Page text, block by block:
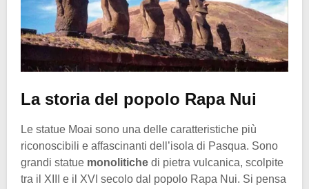
La storia del popolo Rapa Nui
Le statue Moai sono una delle caratteristiche più
riconoscibili e affascinanti dell’isola di Pasqua. Sono
grandi statue monolitiche di pietra vulcanica, scolpite
tra il XIII e il XVI secolo dal popolo Rapa Nui. Si pensa